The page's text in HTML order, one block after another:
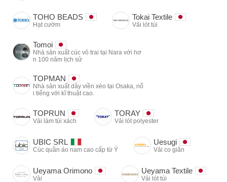
TOHO BEADS
Hạt cườm
Tokai Textile
Vải lót túi
Tomoi
Nhà sản xuất cúc vỏ trai tại Nara với hơ
n 100 năm lịch sử
TOPMAN
Nhà sản xuất dây viền xéo tại Osaka, nổ
i tiếng với kĩ thuật cao.
TOPRUN
Vải làm túi xách
TORAY
Vải lót polyester
UBIC SRL
Cúc quần áo nam cao cấp từ Ý
Uesugi
Vải co giãn
Ueyama Orimono
Vải
Ueyama Textile
Vải lót túi